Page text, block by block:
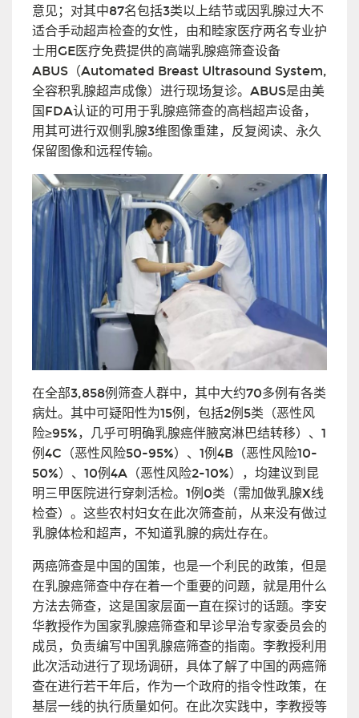
意见；对其中87名包括3类以上结节或因乳腺过大不
适合手动超声检查的女性，由和睦家医疗两名专业护
士用GE医疗免费提供的高端乳腺癌筛查设备
ABUS（Automated Breast Ultrasound System,
全容积乳腺超声成像）进行现场复诊。ABUS是由美
国FDA认证的可用于乳腺癌筛查的高档超声设备，
用其可进行双侧乳腺3维图像重建，反复阅读、永久
保留图像和远程传输。
在全部3,858例筛查人群中，其中大约70多例有各类
病灶。其中可疑阳性为15例，包括2例5类（恶性风
险≥95%，几乎可明确乳腺癌伴腋窝淋巴结转移）、1
例4C（恶性风险50-95%）、1例4B（恶性风险10-
50%）、10例4A（恶性风险2-10%），均建议到昆
明三甲医院进行穿刺活检。1例0类（需加做乳腺X线
检查）。这些农村妇女在此次筛查前，从来没有做过
乳腺体检和超声，不知道乳腺的病灶存在。
两癌筛查是中国的国策，也是一个利民的政策，但是
在乳腺癌筛查中存在着一个重要的问题，就是用什么
方法去筛查，这是国家层面一直在探讨的话题。李安
华教授作为国家乳腺癌筛查和早诊早治专家委员会的
成员，负责编写中国乳腺癌筛查的指南。李教授利用
此次活动进行了现场调研，具体了解了中国的两癌筛
查在进行若干年后，作为一个政府的指令性政策，在
基层一线的执行质量如何。在此次实践中，李教授等